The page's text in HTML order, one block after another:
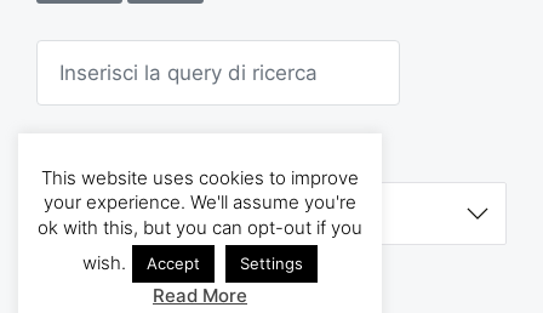
A
c
Tema di
This website uses cookies to improve
your experience. We'll assume you're
ok with this, but you can opt-out if you
wish.
Accept Settings
Read More